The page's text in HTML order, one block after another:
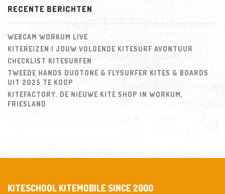
RECENTE BERICHTEN
WEBCAM WORKUM LIVE
KITEREIZEN | JOUW VOLGENDE KITESURF AVONTUUR
CHECKLIST KITESURFEN
TWEEDE HANDS DUOTONE & FLYSURFER KITES & BOARDS
UIT 2025 TE KOOP
KITEFACTORY. DE NIEUWE KITE SHOP IN WORKUM,
FRIESLAND
KITESCHOOL KITEMOBILE SINCE 2000